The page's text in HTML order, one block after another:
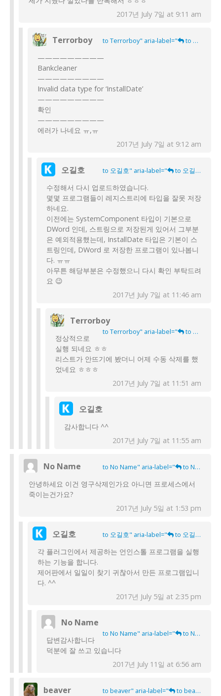
2017년 July 7일 at 9:11 am
Terrorboy to Terrorboy" aria-label=" to Terrorboy">
—————————
Bankcleaner
—————————
Invalid data type for ‘InstallDate’
—————————
확인
—————————
에러가 나네요 ㅠ,ㅠ
2017년 July 7일 at 9:12 am
오길호 to 오길호" aria-label=" to 오길호">
수정해서 다시 업로드하였습니다.
몇몇 프로그램들이 레지스트리에 타입을 잘못 저장
하네요.
이전에는 SystemComponent 타입이 기본으로
DWord 인데, 스트링으로 저장된게 있어서 그부분
은 예외적용했는데, InstallDate 타입은 기본이 스
트링인데, DWord 로 저장한 프로그램이 있나봅니
다. ㅠㅠ
아무튼 해당부분은 수정했으니 다시 확인 부탁드려
요 😉
2017년 July 7일 at 11:46 am
Terrorboy
to Terrorboy" aria-label=" to Terrorboy">
정상적으로
실행 되네요 ㅎㅎ
리스트가 안뜨기에 봤더니 어제 수동 삭제를 했
었네요 ㅎㅎㅎ
2017년 July 7일 at 11:51 am
오길호
감사합니다 ^^
2017년 July 7일 at 11:55 am
No Name to No Name" aria-label=" to No Name">
안녕하세요 이건 영구삭제인가요 아니면 프로세스에서
죽이는건가요?
2017년 July 5일 at 1:53 pm
오길호 to 오길호" aria-label=" to 오길호">
각 플러그인에서 제공하는 언인스톨 프로그램을 실행
하는 기능을 합니다.
제어판에서 일일이 찾기 귀찮아서 만든 프로그램입니
다. ^^
2017년 July 5일 at 2:35 pm
No Name
to No Name" aria-label=" to No Name">
답변감사합니다
덕분에 잘 쓰고 있습니다
2017년 July 11일 at 6:56 am
beaver to beaver" aria-label=" to beaver">